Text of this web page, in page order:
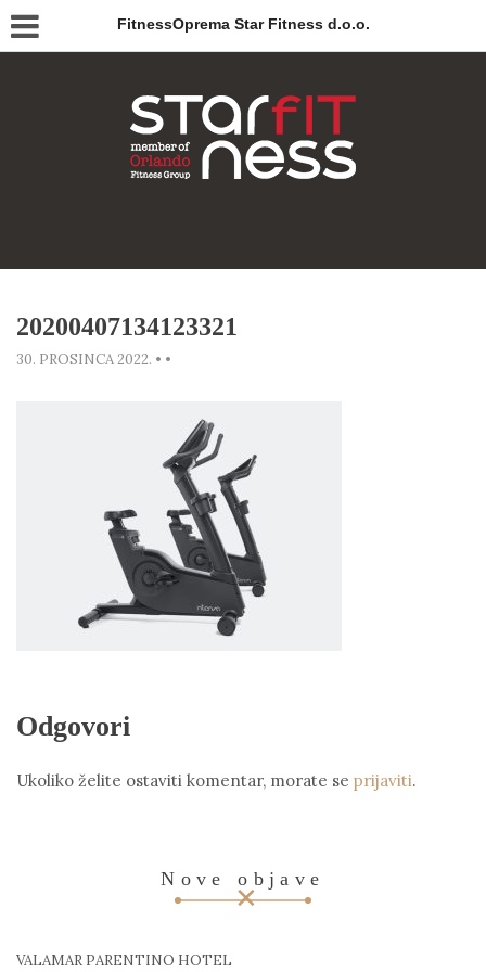
FitnessOprema Star Fitness d.o.o.
20200407134123321
30. PROSINCA 2022. • •
Odgovori
Ukoliko želite ostaviti komentar, morate se prijaviti.
Nove objave
VALAMAR PARENTINO HOTEL